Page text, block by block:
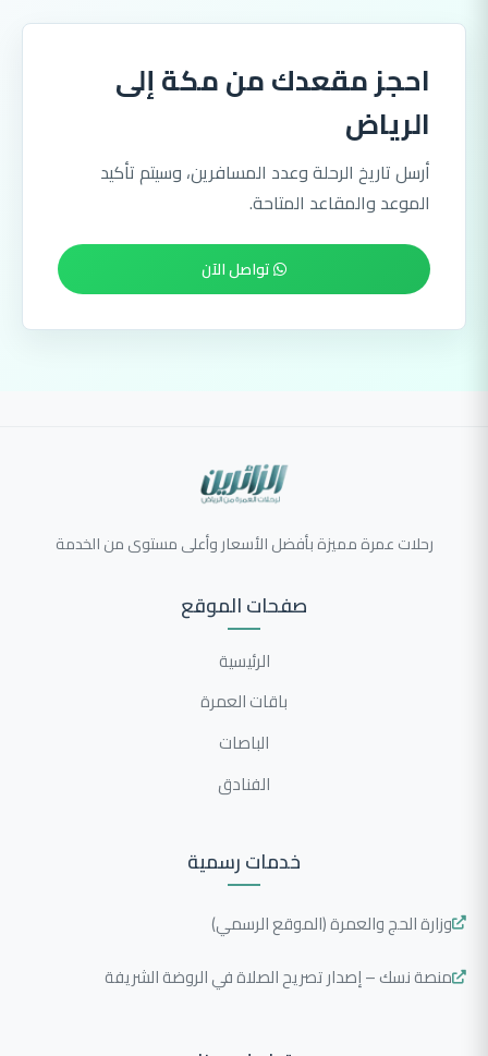
احجز مقعدك من مكة إلى
الرياض
أرسل تاريخ الرحلة وعدد المسافرين، وسيتم تأكيد
الموعد والمقاعد المتاحة.
تواصل الآن
رحلات عمرة مميزة بأفضل الأسعار وأعلى مستوى من الخدمة
صفحات الموقع
الرئيسية
باقات العمرة
الباصات
الفنادق
خدمات رسمية
وزارة الحج والعمرة (الموقع الرسمي)
منصة نسك – إصدار تصريح الصلاة في الروضة الشريفة